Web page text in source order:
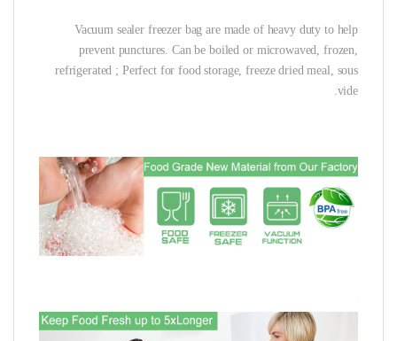
Vacuum sealer freezer bag are made of heavy duty to help
prevent punctures. Can be boiled or microwaved, frozen,
refrigerated ; Perfect for food storage, freeze dried meal, sous
vide.